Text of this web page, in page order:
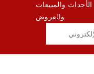
والمبيعات
والعروض